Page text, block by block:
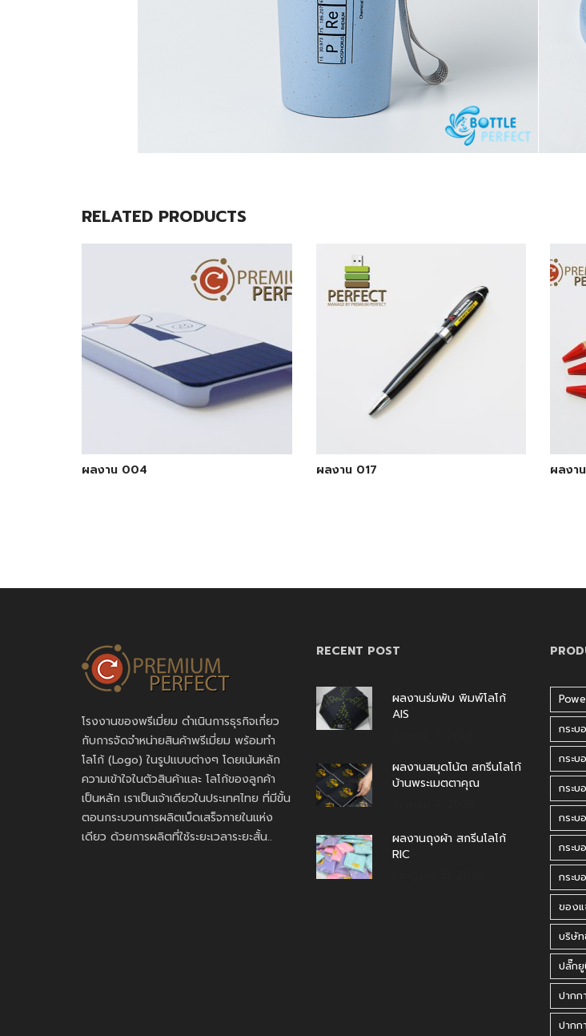
RELATED PRODUCTS
ผลงาน 004 ผลงาน 017 ผลงา
โรงงานของพรีเมี่ยม ดำเนินการธุรกิจเกี่ยว
กับการจัดจำหน่ายสินค้าพรีเมี่ยม พร้อมทำ
โลโก้ (Logo) ในรูปแบบต่างๆ โดยเน้นหลัก
ความเข้าใจในตัวสินค้าและ โลโก้ของลูกค้า
เป็นหลัก เราเป็นเจ้าเดียวในประเทศไทย ที่มีขั้น
ตอนกระบวนการผลิตเบ็ดเสร็จภายในแห่ง
เดียว ด้วยการผลิตที่ใช้ระยะเวลาระยะสั้น..
RECENT POST
ผลงานร่มพับ พิมพ์โลโก้
AIS
ผลงานสมุดโน้ต สกรีนโลโก้
บ้านพระเมตตาคุณ
ผลงานถุงผ้า สกรีนโลโก้
RIC
กระบ
กระบ
กระบ
กระบ
กระบ
กระบ
ของ
บริษั
ปลั๊กยู
ปาก
ปากก